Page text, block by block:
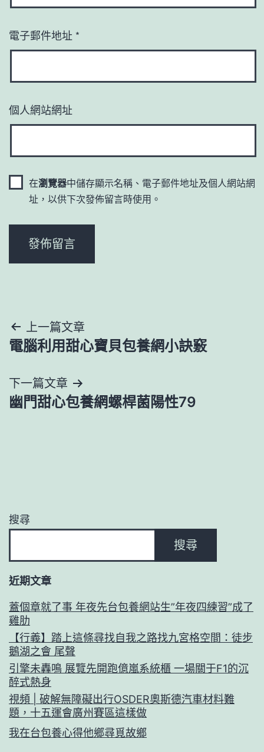
電子郵件地址 *
個人網站網址
在瀏覽器中儲存顯示名稱、電子郵件地址及個人網站網
址，以供下次發佈留言時使用。
文
章
導
覽
上一篇文章
電腦利用甜心寶貝包養網小訣竅
下一篇文章
幽門甜心包養網螺桿菌陽性79
搜尋
搜尋
近期文章
蓋個章就了事 年夜先台包養網站生”年夜四練習”成了
雞肋
【行義】踏上這條尋找自我之路找九宮格空間：徒步
鵝湖之會 尾聲
引擎未轟鳴 展覽先開跑億嵐系統櫃 一場關于F1的沉
醉式熱身
視頻 | 破解無障礙出行OSDER奧斯德汽車材料難
題，十五運會廣州賽區這樣做
我在台包養心得他鄉尋覓故鄉